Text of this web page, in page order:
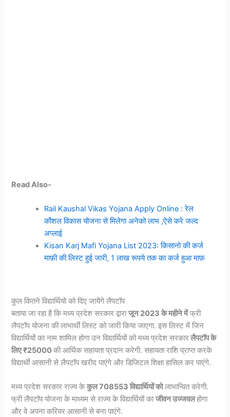
Read Also-
Rail Kaushal Vikas Yojana Apply Online : रेल
कौशल विकास योजना से मिलेगा अनेको लाभ ,ऐसे करे जल्द
अप्लाई
Kisan Karj Mafi Yojana List 2023: किसानो की कर्ज
माफ़ी की लिस्ट हुई जारी, 1 लाख रूपये तक का कर्ज हुआ माफ़
कुल कितने विद्यार्थियो को दिए जायेंगे लैपटॉप
बताया जा रहा है कि मध्य प्रदेश सरकार द्वाराजून 2023 के महीने मेंफ्री
लैपटॉप योजना की लाभार्थी लिस्ट को जारी किया जाएगा. इस लिस्ट में जिन
विद्यार्थियों का नाम शामिल होगा उन विद्यार्थियों को मध्य प्रदेश सरकारलैपटॉप के
लिए ₹25000की आर्थिक सहायता प्रदान करेगी. सहायता राशि प्राप्त करके
विद्यार्थी आसानी से लैपटॉप खरीद पाएंगे और डिजिटल शिक्षा हासिल कर पाएंगे.
मध्य प्रदेश सरकार राज्य केकुल 708553 विद्यार्थियों कोलाभान्वित करेगी.
फ्री लैपटॉप योजना के माध्यम से राज्य के विद्यार्थियों काजीवन उज्जवलहोगा
और वे अपना करियर आसानी से बना पाएंगे.